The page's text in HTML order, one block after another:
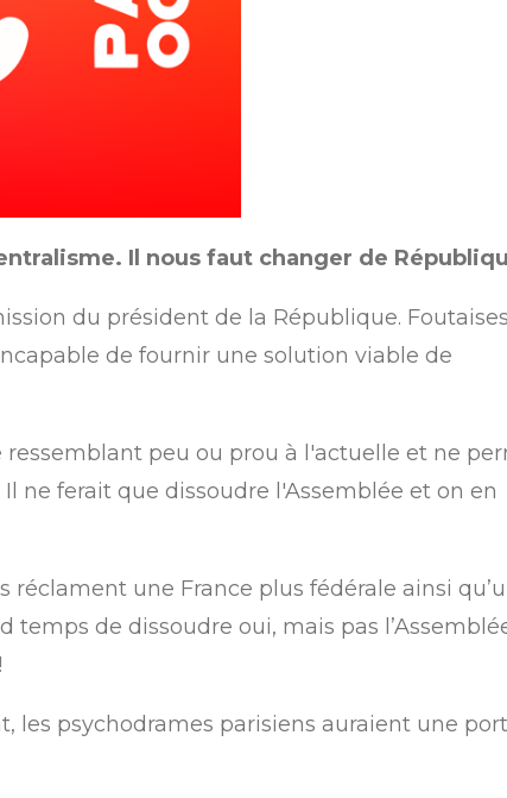
Il nous faut changer de
du président de la République.
de fournir une solution viable de
peu ou prou à l'actuelle et ne
ne ferait que dissoudre l'Assemblée et on en
réclament une France plus fédérale ainsi
de dissoudre oui, mais pas
les psychodrames parisiens auraient une